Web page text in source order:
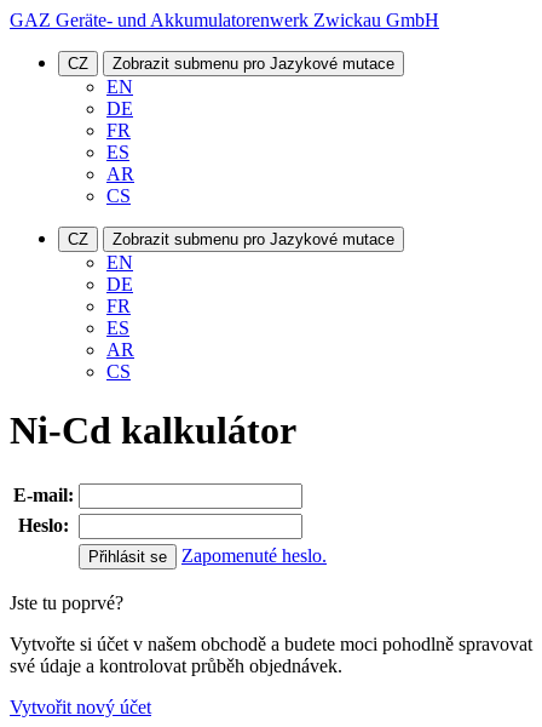
GAZ Geräte- und Akkumulatorenwerk Zwickau GmbH
CZ Zobrazit submenu pro Jazykové mutace
EN
DE
FR
ES
AR
CS
CZ Zobrazit submenu pro Jazykové mutace
EN
DE
FR
ES
AR
CS
Ni-Cd kalkulátor
E-mail:
Heslo:
Zapomenuté heslo.
Jste tu poprvé?
Vytvořte si účet v našem obchodě a budete moci pohodlně spravovat
své údaje a kontrolovat průběh objednávek.
Vytvořit nový účet